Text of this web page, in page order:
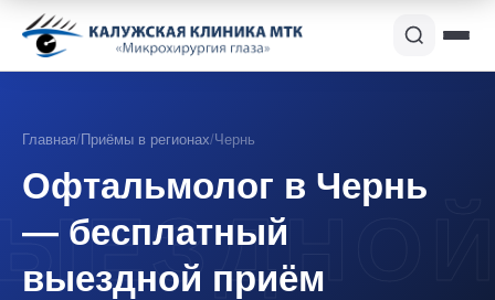
Главная/Приёмы в регионах/Чернь
Офтальмолог в Чернь
— бесплатный
выездной приём